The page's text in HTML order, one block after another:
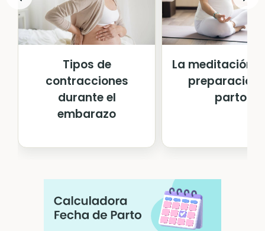
Tipos de
contracciones
durante el
embarazo
La meditación
preparación
parto